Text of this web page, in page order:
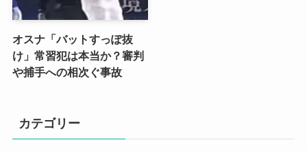
オスナ「バットすっぽ抜
け」常習犯は本当か？審判
や捕手への相次ぐ事故
カテゴリー